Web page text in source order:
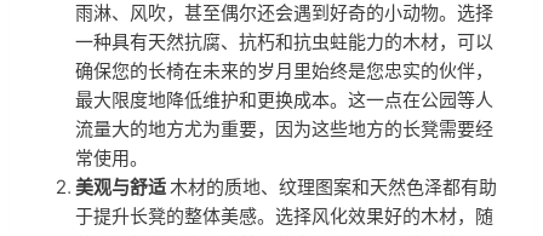
雨淋、风吹，甚至偶尔还会遇到好奇的小动物。选择
一种具有天然抗腐、抗朽和抗虫蛀能力的木材，可以
确保您的长椅在未来的岁月里始终是您忠实的伙伴，
最大限度地降低维护和更换成本。这一点在公园等人
流量大的地方尤为重要，因为这些地方的长凳需要经
常使用。
美观与舒适 木材的质地、纹理图案和天然色泽都有助
于提升长凳的整体美感。选择风化效果好的木材，随